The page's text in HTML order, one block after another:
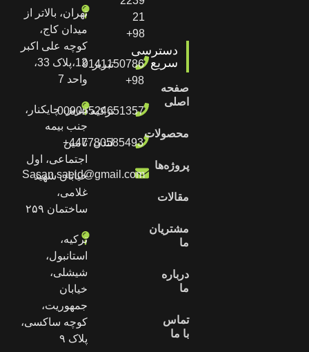
دسترسی
سریع
صفحه
اصلی
محصولات
پروژه‌ها
مقالات
مشتریان
ما
درباره
ما
تماس
با ما
98+
9141150786
98+
تبریز
00905524651357
ترکیه
447780585493+
لندن
Sasan.saeid@gmail.com
تهران، بالاتر از
میدان کاج،
کوچه علی اکبر
12،پلاک 33،
واحد 7
تبریز، چایکنار،
جنب بیمه
تامین
اجتماعی، اول
خیابان شهید
غلامی،
ساختمان ۲۵۹
ترکیه،
استانبول،
شیشلی،
خیابان
جمهوریت،
کوچه ساکسی،
پلاک ٩